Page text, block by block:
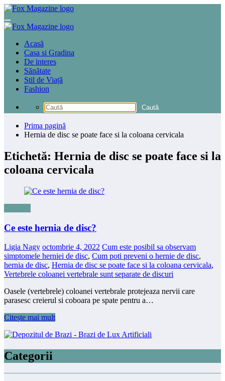
Sari
conținut
Acasă
Casa si Gradina
De interes
Sănătate
Stil de Viață
Fashion
Prima pagină
Hernia de disc se poate face si la coloana cervicala
Etichetă: Hernia de disc se poate face si la
coloana cervicala
Ce este hernia de disc?
Ligia Nagy octombrie 4, 2022 Cum este posibil sa observam
simptomele herniei de disc, Cum poti preveni o hernie de disc,
hernia de disc, Hernia de disc se poate face si la coloana cervicala,
Vertebrele coloanei vertebrale sunt separate de discuri
Oasele (vertebrele) coloanei vertebrale protejeaza nervii care
parasesc creierul si coboara pe spate pentru a…
Citește mai mult
Categorii